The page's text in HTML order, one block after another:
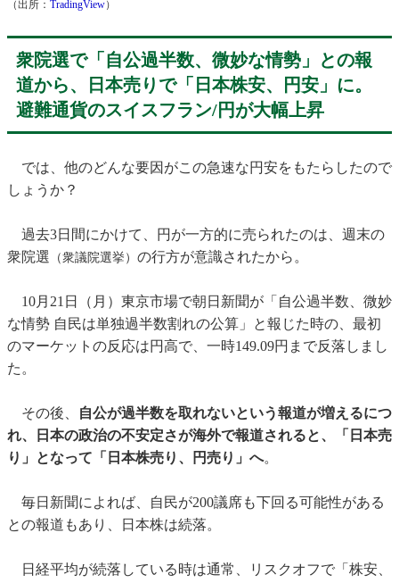
（出所： TradingView）
衆院選で「自公過半数、微妙な情勢」との報
道から、日本売りで「日本株安、円安」に。
避難通貨のスイスフラン/円が大幅上昇
では、他のどんな要因がこの急速な円安をもたらしたので
しょうか？
過去3日間にかけて、円が一方的に売られたのは、週末の
衆院選 （衆議院選挙） の行方が意識されたから。
10月21日（月）東京市場で朝日新聞が「自公過半数、微妙
な情勢 自民は単独過半数割れの公算」と報じた時の、最初
のマーケットの反応は円高で、一時149.09円まで反落しまし
た。
その後、
自公が過半数を取れないという報道が増えるにつ
れ、日本の政治の不安定さが海外で報道されると、「日本売
り」となって「日本株売り、円売り」へ。
毎日新聞によれば、自民が200議席も下回る可能性がある
との報道もあり、日本株は続落。
日経平均が続落している時は通常、リスクオフで「株安、